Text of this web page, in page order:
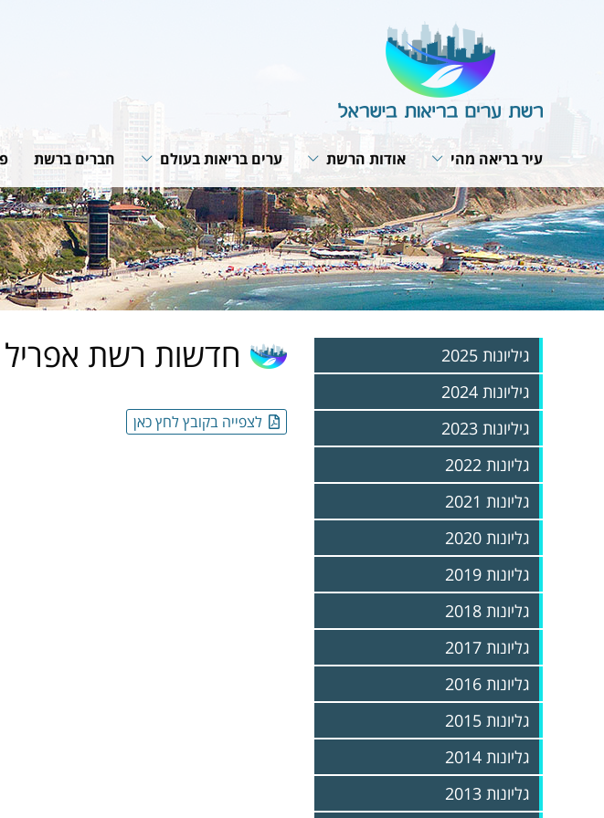
עיר בריאה מהי
תבנית פעולה
תפקיד המתאם
ועדת היגוי לעיר בריאה
פרופיל עירוני
תהליך תכנון עירוני
אודות הרשת
מבנה הרשת
חזון ומטרות
תפקיד הרשת
תקנון הרשת
הערכת הפעילות בערים
אמנת העיר הבריאה
ערים בריאות בעולם
תנאי חברות ברשת
האירופית של רשתות
תוכנית אסטרטגית של
רשת הרשתות
פעילות עולמית
מפגשי עבודה של הרשת
חברים ברשת
גיליונות 2025
גיליונות 2024
גיליונות 2023
גליונות 2022
גליונות 2021
גליונות 2020
גליונות 2019
גליונות 2018
גליונות 2017
גליונות 2016
גליונות 2015
גליונות 2014
גליונות 2013
חדשות רשת אפריל
לצפייה בקובץ לחץ כאן